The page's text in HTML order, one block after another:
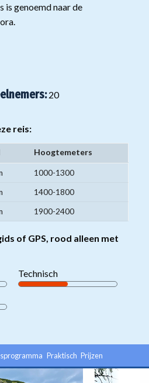
is genoemd naar de
20
reis:
Hoogtemeters
1000-1300
1400-1800
1900-2400
of GPS, rood alleen met
Technisch
Praktisch Prijzen